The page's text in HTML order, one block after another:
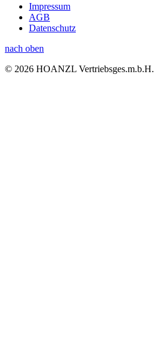
Impressum
AGB
Datenschutz
nach oben
© 2026 HOANZL Vertriebsges.m.b.H.